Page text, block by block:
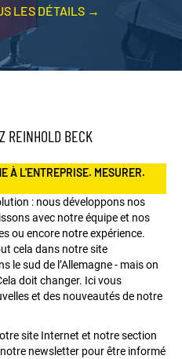
LES DÉTAILS →
REINHOLD BECK
À L'ENTREPRISE. MESURER.
: nous développons nos
avec notre équipe et nos
ou encore notre expérience.
cela dans notre site
le sud de l’Allemagne - mais on
doit changer. Ici vous
et des nouveautés de notre
site Internet et notre section
newsletter pour être informé